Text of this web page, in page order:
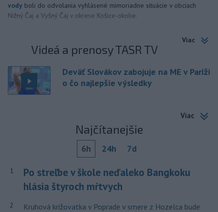
vody boli do odvolania vyhlásené mimoriadne situácie v obciach
Nižný Čaj a Vyšný Čaj v okrese Košice-okolie.
Viac
Videá a prenosy TASR TV
Deväť Slovákov zabojuje na ME v Paríži
o čo najlepšie výsledky
Viac
Najčítanejšie
6h 24h 7d
1
Po streľbe v škole neďaleko Bangkoku
hlásia štyroch mŕtvych
2
Kruhová križovatka v Poprade v smere z Hozelca bude